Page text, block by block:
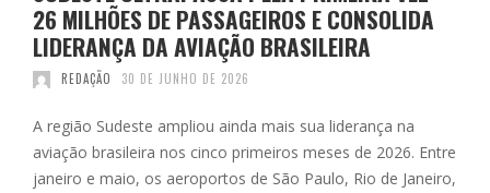
26 MILHÕES DE PASSAGEIROS E CONSOLIDA
LIDERANÇA DA AVIAÇÃO BRASILEIRA
REDAÇÃO 30 DE JUNHO DE 2026
A região Sudeste ampliou ainda mais sua liderança na
aviação brasileira nos cinco primeiros meses de 2026. Entre
janeiro e maio, os aeroportos de São Paulo, Rio de Janeiro,